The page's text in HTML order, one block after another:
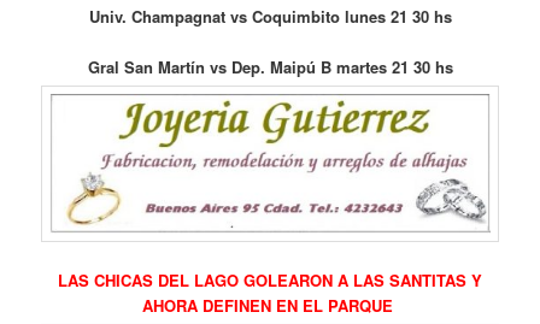
Univ. Champagnat vs Coquimbito lunes 21 30 hs
Gral San Martín vs Dep. Maipú B martes 21 30 hs
LAS CHICAS DEL LAGO GOLEARON A LAS SANTITAS Y
AHORA DEFINEN EN EL PARQUE